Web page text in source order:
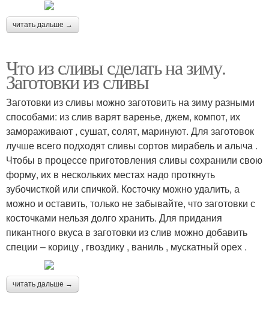
читать дальше →
Что из сливы сделать на зиму.
Заготовки из сливы
Заготовки из сливы можно заготовить на зиму разными
способами: из слив варят варенье, джем, компот, их
замораживают , сушат, солят, маринуют. Для заготовок
лучше всего подходят сливы сортов мирабель и алыча .
Чтобы в процессе приготовления сливы сохранили свою
форму, их в нескольких местах надо проткнуть
зубочисткой или спичкой. Косточку можно удалить, а
можно и оставить, только не забывайте, что заготовки с
косточками нельзя долго хранить. Для придания
пикантного вкуса в заготовки из слив можно добавить
специи – корицу , гвоздику , ваниль , мускатный орех .
читать дальше →